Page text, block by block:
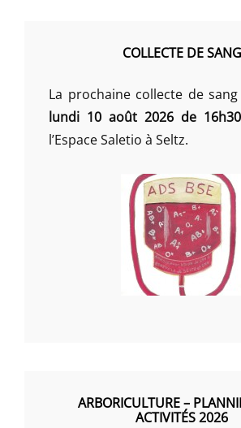
COLLECTE DE SANG
La prochaine collecte de
lundi 10 août 2026 de
l’Espace Saletio à Seltz.
ARBORICULTURE –
ACTIVITÉS 2026